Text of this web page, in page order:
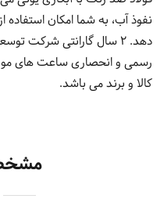
نفوذ آب، به شما امکان استفاده
دهد. 2 سال گارانتی شرکت
رسمی و انحصاری ساعت های
کالا و برند می باشد.